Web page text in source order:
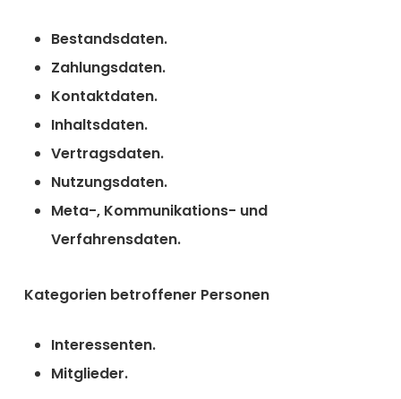
Bestandsdaten.
Zahlungsdaten.
Kontaktdaten.
Inhaltsdaten.
Vertragsdaten.
Nutzungsdaten.
Meta-, Kommunikations- und
Verfahrensdaten.
Kategorien betroffener Personen
Interessenten.
Mitglieder.